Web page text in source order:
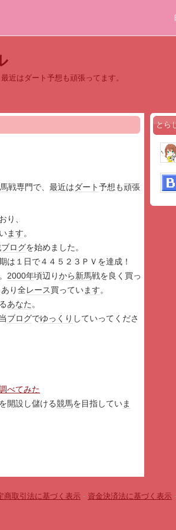
近はダート予想も頑張ってます。
戦専門で、 最近はダート予想も頑張
り、
ます。
ブログを始めました。
は１日で４４５２３ＰＶを達成！
2000年頃辺りから新馬戦を良く買っ
り全レース買っています。
あなた。
ブログでゆっくり していってくださ
べてみた
を開設し儲ける競馬を目指していま
とら
商取引法に基づく表示 - 資金決済法に基づく表示 -